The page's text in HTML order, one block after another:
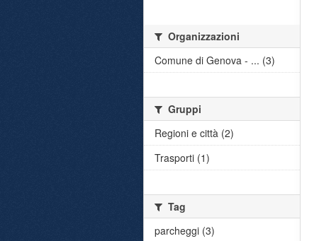
Organizzazioni
Comune di Genova - ... (3)
Gruppi
Regioni e città (2)
Trasporti (1)
Tag
parcheggi (3)